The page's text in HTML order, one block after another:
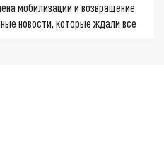
мобилизации и возвращение
новости, которые ждали все